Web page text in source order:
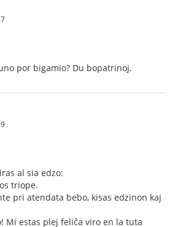
por bigamio? Du bopatrinoj.
al sia edzo:
triope.
pri atendata bebo, kisas edzinon kaj
Mi estas plej feliĉa viro en la tuta